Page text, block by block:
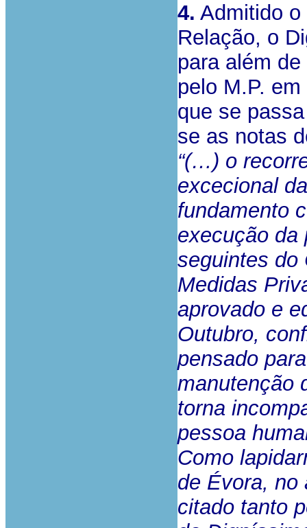
4. Admitido
Relação, o
para além
pelo M.P.
que se
se as notas
“(…) o
excecional
fundamento
execução da
seguintes do
Medidas
aprovado e
Outubro,
pensado
manutenção
torna
pessoa
Como
de Évora, no
citado tanto